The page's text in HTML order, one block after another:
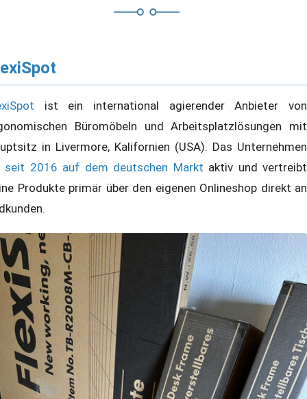
ist ein international agierender Anbieter von
Büromöbeln und Arbeitsplatzlösungen mit
in Livermore, Kalifornien (USA). Das Unternehmen
seit 2016 auf dem deutschen Markt aktiv und vertreibt
Produkte primär über den eigenen Onlineshop direkt an